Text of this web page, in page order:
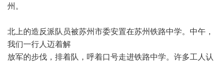
州。
北上的造反派队员被苏州市委安置在苏州铁路中学。中午，
我们一行人迈着解
放军的步伐，排着队，呼着口号走进铁路中学。许多工人认